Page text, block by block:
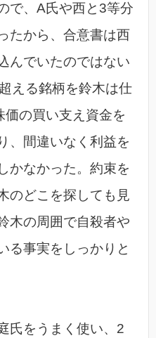
で、A氏や西と3等分
たから、合意書は西
んでいたのではない
える銘柄を鈴木は仕
の買い支え資金を
、間違いなく利益を
かなかった。約束を
のどこを探しても見
木の周囲で自殺者や
る事実をしっかりと
氏をうまく使い、2